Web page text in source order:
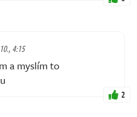
4:15
a myslím to
2